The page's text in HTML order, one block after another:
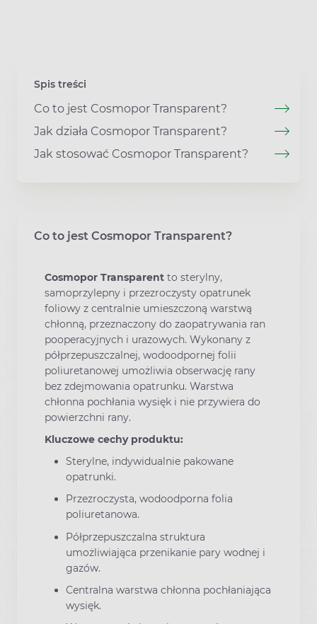
Spis treści
Co to jest Cosmopor Transparent?
Jak działa Cosmopor Transparent?
Jak stosować Cosmopor Transparent?
Co to jest Cosmopor Transparent?
Cosmopor Transparent to sterylny,
samoprzylepny i przezroczysty opatrunek
foliowy z centralnie umieszczoną warstwą
chłonną, przeznaczony do zaopatrywania ran
pooperacyjnych i urazowych. Wykonany z
półprzepuszczalnej, wodoodpornej folii
poliuretanowej umożliwia obserwację rany
bez zdejmowania opatrunku. Warstwa
chłonna pochłania wysięk i nie przywiera do
powierzchni rany.
Kluczowe cechy produktu:
Sterylne, indywidualnie pakowane
opatrunki.
Przezroczysta, wodoodporna folia
poliuretanowa.
Półprzepuszczalna struktura
umożliwiająca przenikanie pary wodnej i
gazów.
Centralna warstwa chłonna pochłaniająca
wysięk.